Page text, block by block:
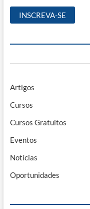
Artigos
Cursos
Cursos Gratuitos
Eventos
Notícias
Oportunidades